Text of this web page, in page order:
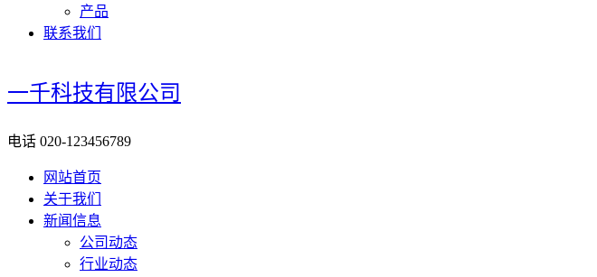
产品
联系我们
一千科技有限公司
电话 020-123456789
网站首页
关于我们
新闻信息
公司动态
行业动态